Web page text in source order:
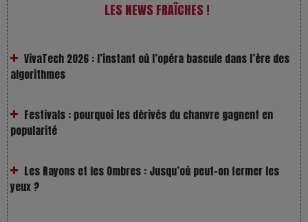
LES NEWS FRAÎCHES !
Festivals : pourquoi les dérivés du chanvre gagnent en
Les Rayons et les Ombres : Jusqu’où peut-on fermer les
Gourou : quand le business du bonheur devient un thriller